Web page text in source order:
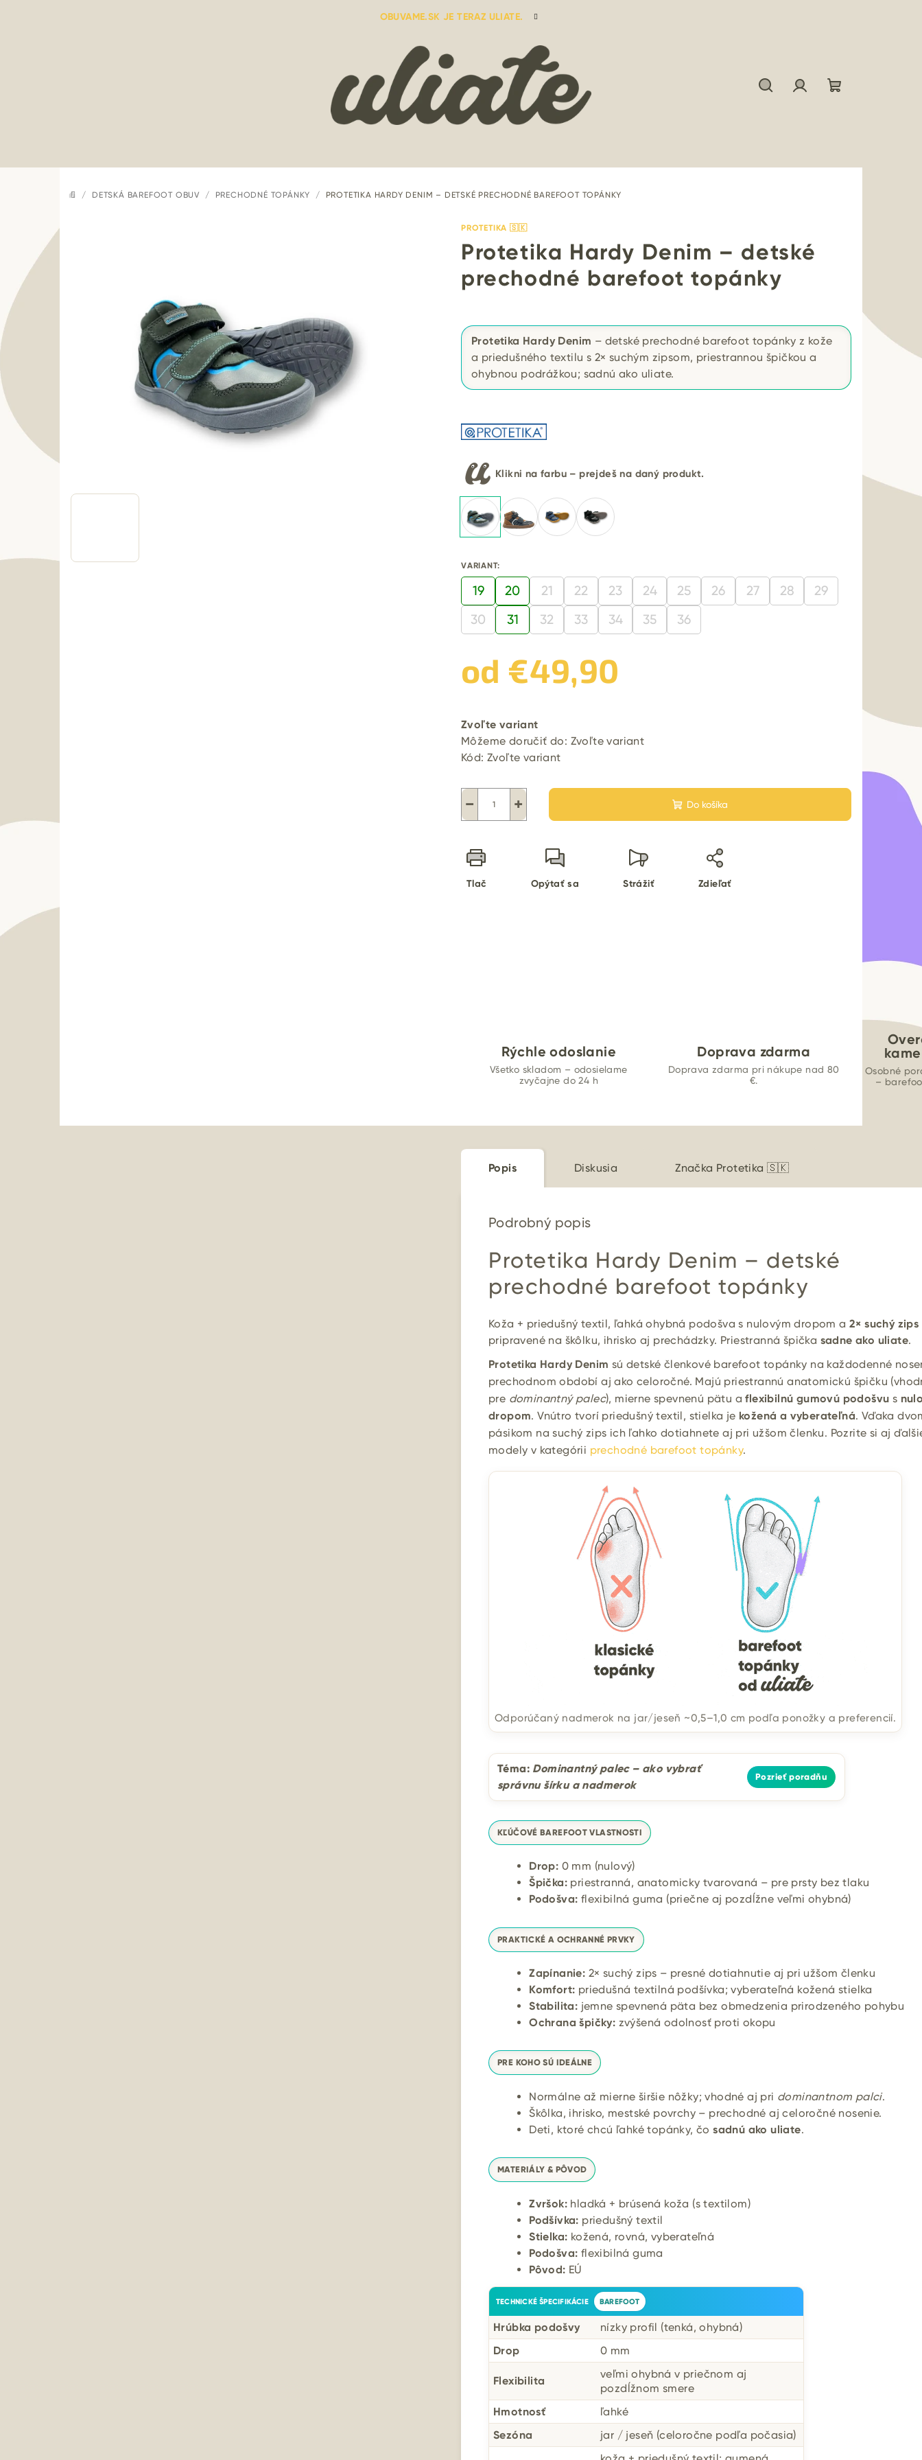
OBUVAME.SK JE TERAZ ULIATE.
DOMOV
/ DETSKÁ BAREFOOT OBUV / PRECHODNÉ TOPÁNKY / PROTETIKA HARDY DENIM – DETSKÉ PRECHODNÉ BAREFOOT TOPÁNKY
PROTETIKA 🇸🇰
Protetika Hardy Denim – detské
prechodné barefoot topánky
Protetika Hardy Denim – detské prechodné barefoot topánky z kože
a priedušného textilu s 2× suchým zipsom, priestrannou špičkou a
ohybnou podrážkou; sadnú ako uliate.
Klikni na farbu – prejdeš na daný produkt.
VARIANT:
19 20 21 22 23 24 25 26 27 28
29
30
31 32 33 34 35 36
od €49,90
cena:
Zvoľte variant
Môžeme doručiť do: Zvoľte variant
Kód: Zvoľte variant
+
− Do košíka
Tlač Opýtať sa Strážiť Zdieľať
Rýchle odoslanie
Všetko skladom – odosielame
zvyčajne do 24 h
Doprava zdarma
Doprava zdarma pri nákupe nad 80
€.
Osobné
–
Popis Diskusia Značka Protetika 🇸🇰
Podrobný popis
Protetika Hardy Denim – detské
prechodné barefoot topánky
Koža + priedušný textil, ľahká ohybná podošva s nulovým dropom a 2× suchý zips
pripravené na škôlku, ihrisko aj prechádzky. Priestranná špička sadne ako uliate.
Protetika Hardy Denim sú detské členkové barefoot topánky na každodenné
prechodnom období aj ako celoročné. Majú priestrannú anatomickú špičku
pre dominantný palec), mierne spevnenú pätu aflexibilnú gumovú podošvu s
dropom. Vnútro tvorí priedušný textil, stielka je kožená a vyberateľná. Vďaka
pásikom na suchý zips ich ľahko dotiahnete aj pri užšom členku. Pozrite si aj
modely v kategórii prechodné barefoot topánky.
Odporúčaný nadmerok na jar/jeseň ~0,5–1,0 cm podľa ponožky a preferencií.
Téma: Dominantný palec – ako vybrať
správnu šírku a nadmerok
Pozrieť poradňu
KĽÚČOVÉ BAREFOOT VLASTNOSTI
Drop: 0 mm (nulový)
Špička: priestranná, anatomicky tvarovaná – pre prsty bez tlaku
Podošva: flexibilná guma (priečne aj pozdĺžne veľmi ohybná)
PRAKTICKÉ A OCHRANNÉ PRVKY
Zapínanie: 2× suchý zips – presné dotiahnutie aj pri užšom členku
Komfort: priedušná textilná podšívka; vyberateľná kožená stielka
Stabilita: jemne spevnená päta bez obmedzenia prirodzeného pohybu
Ochrana špičky: zvýšená odolnosť proti okopu
PRE KOHO SÚ IDEÁLNE
Normálne až mierne širšie nôžky; vhodné aj pri dominantnom palci.
Škôlka, ihrisko, mestské povrchy – prechodné aj celoročné nosenie.
Deti, ktoré chcú ľahké topánky, čosadnú ako uliate.
MATERIÁLY & PÔVOD
Zvršok: hladká + brúsená koža (s textilom)
Podšívka: priedušný textil
Stielka: kožená, rovná, vyberateľná
Podošva: flexibilná guma
Pôvod: EÚ
TECHNICKÉ ŠPECIFIKÁCIE BAREFOOT
Hrúbka podošvy
nízky profil (tenká, ohybná)
Drop
0 mm
Flexibilita
veľmi ohybná v priečnom aj
pozdĺžnom smere
Hmotnosť
ľahké
Sezóna
jar / jeseň (celoročne podľa počasia)